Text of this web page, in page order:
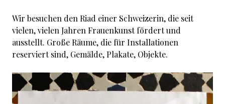
Wir besuchen den Riad einer Schweizerin, die seit
vielen, vielen Jahren Frauenkunst fördert und
ausstellt. Große Räume, die für Installationen
reserviert sind, Gemälde, Plakate, Objekte.